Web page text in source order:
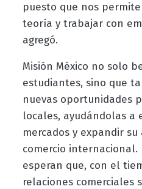
puesto que nos
teoría y trabajar con
agregó.
Misión México no solo
estudiantes, sino que
nuevas oportunidades
locales, ayudándolas a
mercados y expandir
comercio internacional.
esperan que, con el
relaciones comerciales